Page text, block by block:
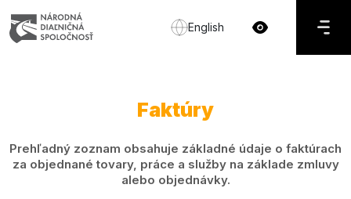
English
Faktúry
Prehľadný zoznam obsahuje základné údaje o faktúrach
za objednané tovary, práce a služby na základe zmluvy
alebo objednávky.